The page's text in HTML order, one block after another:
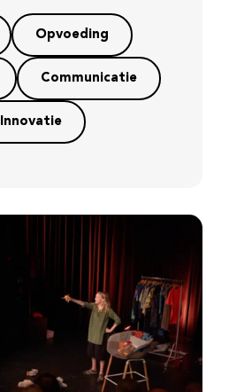
Opvoeding
Communicatie
Innovatie